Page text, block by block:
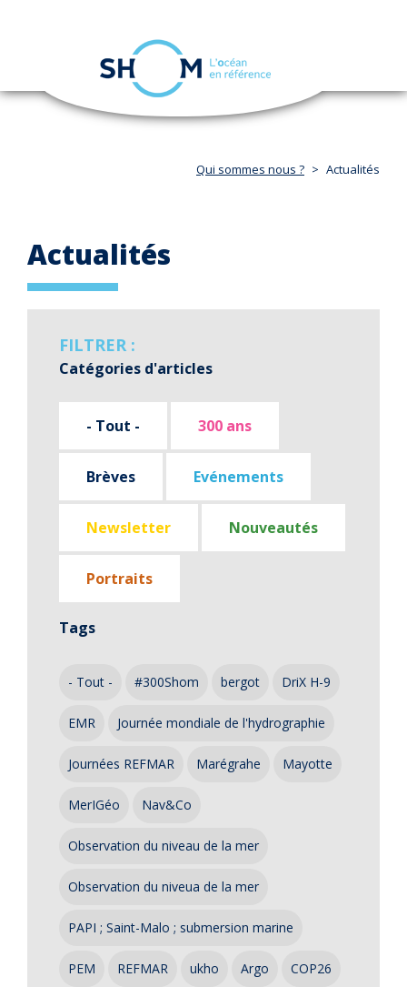
Aller
navigation
Qui sommes nous ? Actualités
Actualités
FILTRER :
Catégories d'articles
- Tout - 300 ans
Brèves Evénements
Newsletter Nouveautés
Portraits
Tags
- Tout - #300Shom bergot DriX H-9
EMR Journée mondiale de l'hydrographie
Journées REFMAR Marégrahe Mayotte
MerIGéo Nav&Co
Observation du niveau de la mer
Observation du niveua de la mer
PAPI ; Saint-Malo ; submersion marine
PEM REFMAR ukho Argo COP26